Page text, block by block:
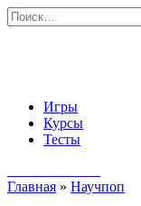
Перейти
к
Search
for:
Игры
Курсы
Тесты
Главная » Научпоп